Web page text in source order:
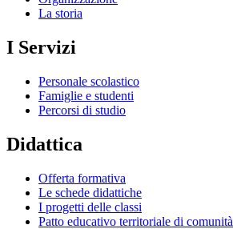
La storia
I Servizi
Personale scolastico
Famiglie e studenti
Percorsi di studio
Didattica
Offerta formativa
Le schede didattiche
I progetti delle classi
Patto educativo territoriale di comunità